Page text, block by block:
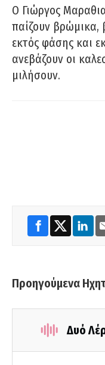
Ο Γιώργος
παίζουν βρώμικα,
εκτός φάσης και
ανεβάζουν οι
μιλήσουν.
Προηγούμενα
Δυό